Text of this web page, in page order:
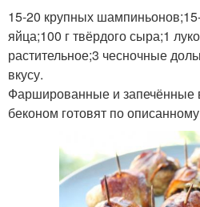
15-20 крупных
яйца;100 г твёрдого сыра;1
растительное;3 чесночные
вкусу.
Фаршированные и запечённые
беконом готовят по